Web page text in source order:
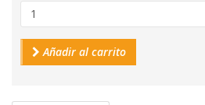
Añadir al carrito